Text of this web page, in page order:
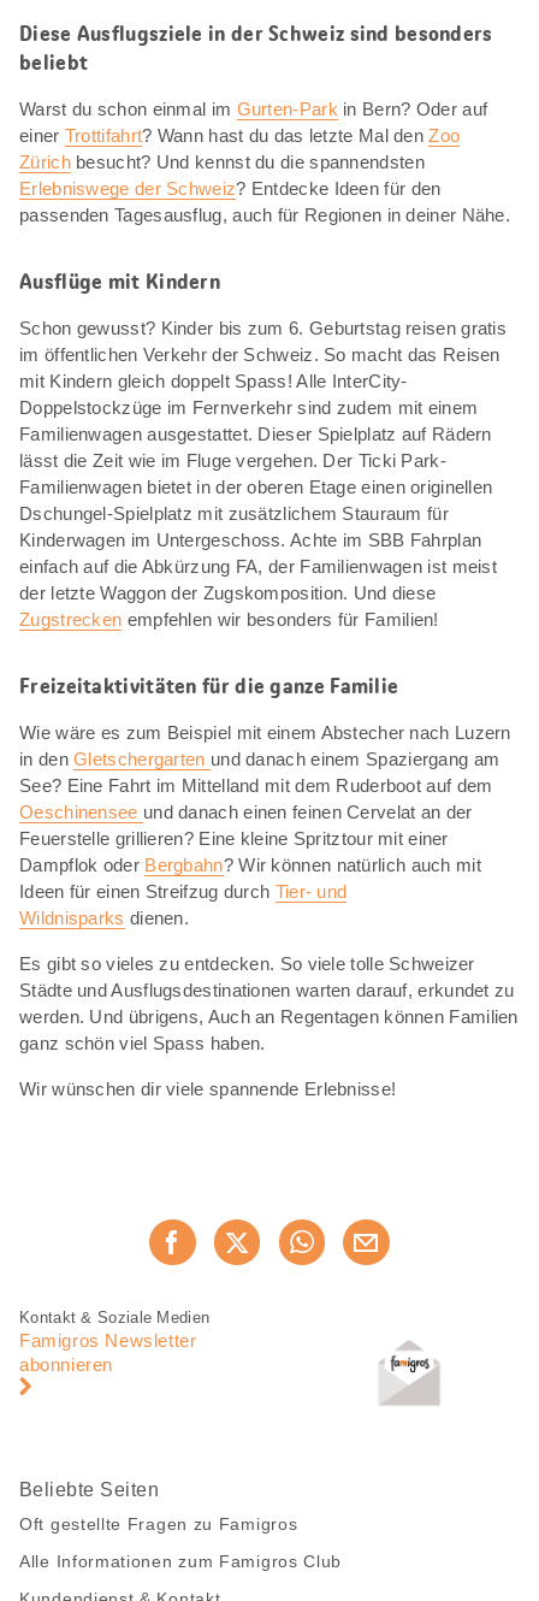
Diese Ausflugsziele in der Schweiz sind besonders
beliebt
Warst du schon einmal im Gurten-Park in Bern? Oder auf
einer Trottifahrt? Wann hast du das letzte Mal denZoo
Zürichbesucht? Und kennst du die spannendsten
Erlebniswege der Schweiz? Entdecke Ideen für den
passenden Tagesausflug, auch für Regionen in deiner Nähe.
Ausflüge mit Kindern
Schon gewusst? Kinder bis zum 6. Geburtstag reisen gratis
im öffentlichen Verkehr der Schweiz. So macht das Reisen
mit Kindern gleich doppelt Spass! Alle InterCity-
Doppelstockzüge im Fernverkehr sind zudem mit einem
Familienwagen ausgestattet. Dieser Spielplatz auf Rädern
lässt die Zeit wie im Fluge vergehen. Der Ticki Park-
Familienwagen bietet in der oberen Etage einen originellen
Dschungel-Spielplatz mit zusätzlichem Stauraum für
Kinderwagen im Untergeschoss. Achte im SBB Fahrplan
einfach auf die Abkürzung FA, der Familienwagen ist meist
der letzte Waggon der Zugskomposition. Und diese
Zugstrecken empfehlen wir besonders für Familien!
Freizeitaktivitäten für die ganze Familie
Wie wäre es zum Beispiel mit einem Abstecher nach Luzern
in denGletschergarten und danach einem Spaziergang am
See? Eine Fahrt im Mittelland mit dem Ruderboot auf dem
Oeschinensee und danach einen feinen Cervelat an der
Feuerstelle grillieren? Eine kleine Spritztour mit einer
Dampflok oder Bergbahn? Wir können natürlich auch mit
Ideen für einen Streifzug durch Tier- und
Wildnisparks dienen.
Es gibt so vieles zu entdecken. So viele tolle Schweizer
Städte und Ausflugsdestinationen warten darauf, erkundet zu
werden. Und übrigens, Auch an Regentagen können Familien
ganz schön viel Spass haben.
Wir wünschen dir viele spannende Erlebnisse!
Jetzt weiterempfehlen
Fusszeile
Fusszeile
Navigation
Kontakt & Soziale Medien
Famigros Newsletter
abonnieren
Beliebte Seiten
Oft gestellte Fragen zu Famigros
Alle Informationen zum Famigros Club